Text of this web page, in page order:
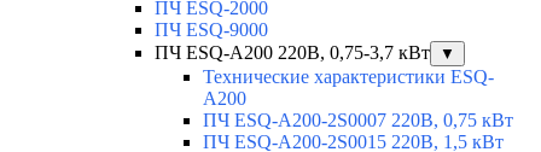
ПЧ ESQ-2000
ПЧ ESQ-9000
ПЧ ESQ-A200 220В, 0,75-3,7 кВт
▼
Технические характеристики ESQ-
A200
ПЧ ESQ-A200-2S0007 220В, 0,75 кВт
ПЧ ESQ-A200-2S0015 220В, 1,5 кВт